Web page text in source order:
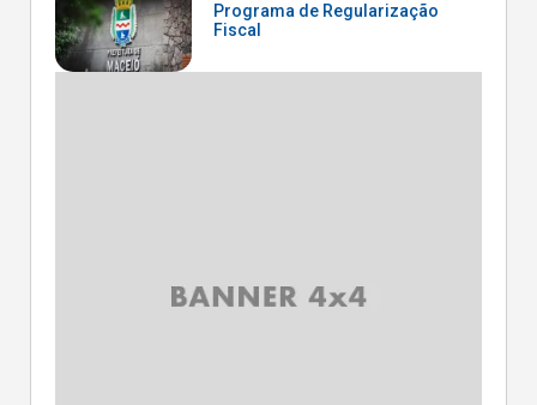
Programa de Regularização
Fiscal